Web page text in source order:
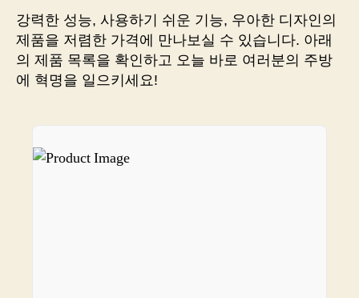
송
까
지
강력한 성능, 사용하기 쉬운 기능, 우아한 디자인의
제품을 저렴한 가격에 만나보실 수 있습니다. 아래
의 제품 목록을 확인하고 오늘 바로 여러분의 주방
에 혁명을 일으키세요!